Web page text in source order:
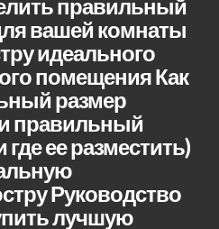
правильный
вашей комнаты
идеального
помещения Как
размер
правильный
ее разместить)
Руководство
лучшую